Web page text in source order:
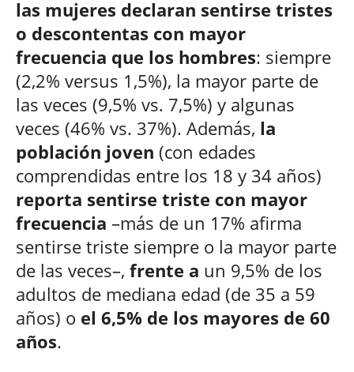
las mujeres declaran sentirse tristes
o descontentas con mayor
frecuencia que los hombres: siempre
(2,2% versus 1,5%), la mayor parte de
las veces (9,5% vs. 7,5%) y algunas
veces (46% vs. 37%). Además, la
población joven (con edades
comprendidas entre los 18 y 34 años)
reporta sentirse triste con mayor
frecuencia –más de un 17% afirma
sentirse triste siempre o la mayor parte
de las veces–, frente a un 9,5% de los
adultos de mediana edad (de 35 a 59
años) o el 6,5% de los mayores de 60
años.